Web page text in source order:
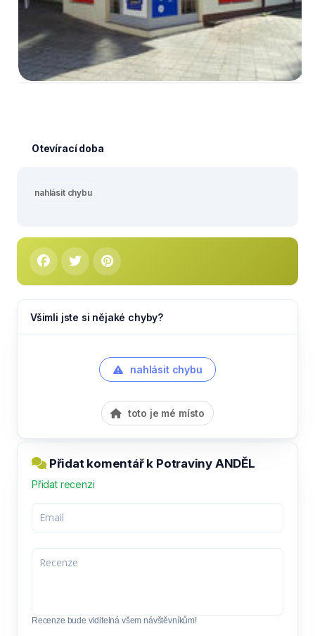
Otevírací doba
nahlásit chybu
Všimli jste si nějaké chyby?
nahlásit chybu
toto je mé místo
Přidat komentář k Potraviny ANDĚL
Přidat recenzi
Recenze bude viditelná všem návštěvníkům!